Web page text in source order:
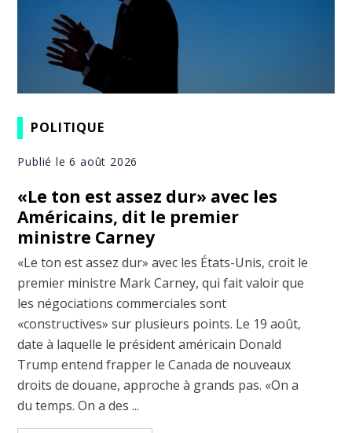
POLITIQUE
Publié le 6 août 2026
«Le ton est assez dur» avec les
Américains, dit le premier
ministre Carney
«Le ton est assez dur» avec les États-Unis, croit le
premier ministre Mark Carney, qui fait valoir que
les négociations commerciales sont
«constructives» sur plusieurs points. Le 19 août,
date à laquelle le président américain Donald
Trump entend frapper le Canada de nouveaux
droits de douane, approche à grands pas. «On a
du temps. On a des ...